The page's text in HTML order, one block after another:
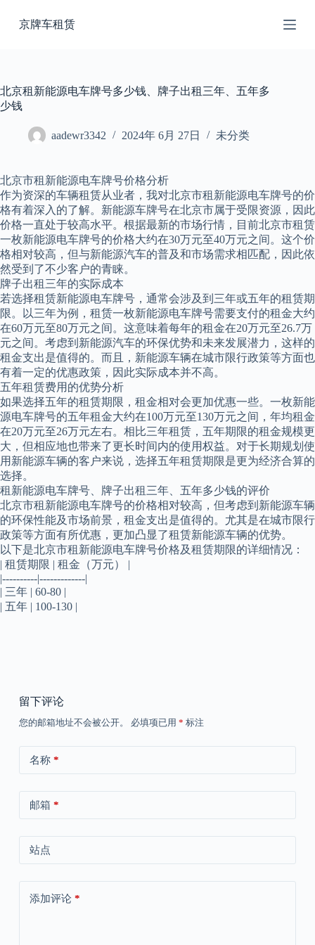
过
京牌车租赁
北京租新能源电车牌号多少钱、牌子出租三年、五年多
少钱
aadewr3342 2024年 6月 27日 未分类
北京市租新能源电车牌号价格分析
作为资深的车辆租赁从业者，我对北京市租新能源电车牌号的价
格有着深入的了解。新能源车牌号在北京市属于受限资源，因此
价格一直处于较高水平。根据最新的市场行情，目前北京市租赁
一枚新能源电车牌号的价格大约在30万元至40万元之间。这个价
格相对较高，但与新能源汽车的普及和市场需求相匹配，因此依
然受到了不少客户的青睐。
牌子出租三年的实际成本
若选择租赁新能源电车牌号，通常会涉及到三年或五年的租赁期
限。以三年为例，租赁一枚新能源电车牌号需要支付的租金大约
在60万元至80万元之间。这意味着每年的租金在20万元至26.7万
元之间。考虑到新能源汽车的环保优势和未来发展潜力，这样的
租金支出是值得的。而且，新能源车辆在城市限行政策等方面也
有着一定的优惠政策，因此实际成本并不高。
五年租赁费用的优势分析
如果选择五年的租赁期限，租金相对会更加优惠一些。一枚新能
源电车牌号的五年租金大约在100万元至130万元之间，年均租金
在20万元至26万元左右。相比三年租赁，五年期限的租金规模更
大，但相应地也带来了更长时间内的使用权益。对于长期规划使
用新能源车辆的客户来说，选择五年租赁期限是更为经济合算的
选择。
租新能源电车牌号、牌子出租三年、五年多少钱的评价
北京市租新能源电车牌号的价格相对较高，但考虑到新能源车辆
的环保性能及市场前景，租金支出是值得的。尤其是在城市限行
政策等方面有所优惠，更加凸显了租赁新能源车辆的优势。
以下是北京市租新能源电车牌号价格及租赁期限的详细情况：
| 租赁期限 | 租金（万元） |
|----------|-------------|
| 三年 | 60-80 |
| 五年 | 100-130 |
留下评论
您的邮箱地址不会被公开。 必填项已用 * 标注
名称*
邮箱 *
站点
添加评论*